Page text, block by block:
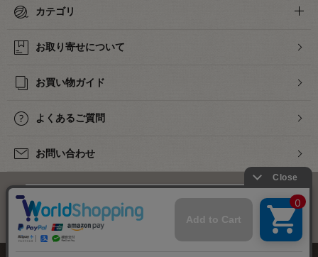
カテゴリ
お取り寄せについて
お買い物ガイド
よくあるご質問
お問い合わせ
下着・ランジェリーの専門店